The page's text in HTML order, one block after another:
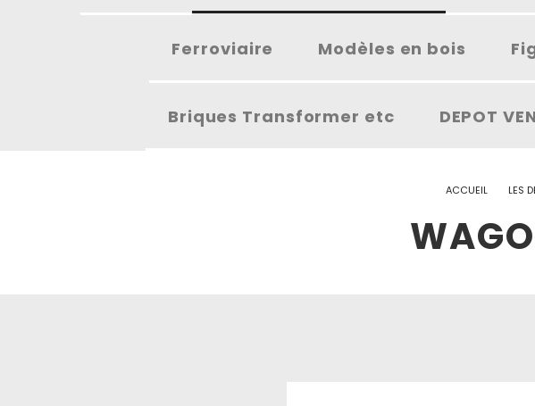
Ferroviaire Modèles en bois
Briques Transformer etc DEPOT
ACCUEIL LES